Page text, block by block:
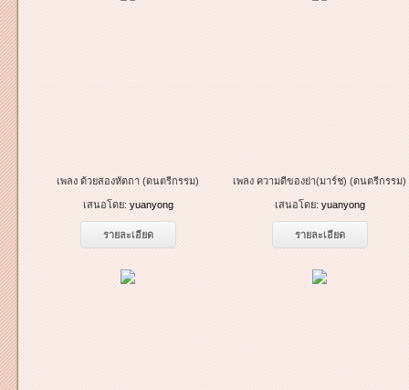
เพลง ด้วยสองหัตถา (ดนตรีกรรม)
เสนอโดย: yuanyong
รายละเอียด
เพลง ความดีของย่า(มาร์ช) (ดนตรีกรรม)
เสนอโดย: yuanyong
รายละเอียด